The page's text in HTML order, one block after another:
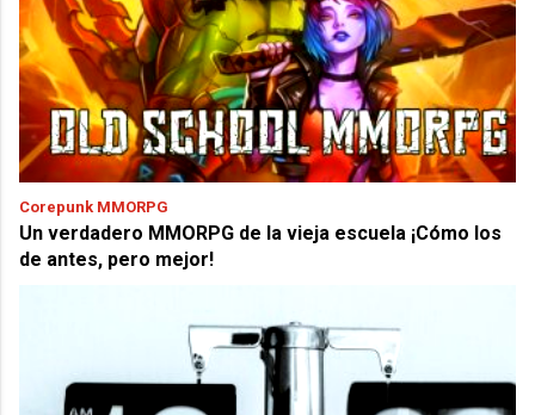
Corepunk MMORPG
Un verdadero MMORPG de la vieja escuela ¡Cómo los
de antes, pero mejor!